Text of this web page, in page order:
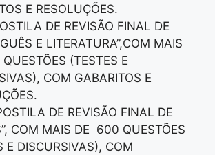
E RESOLUÇÕES.
DE REVISÃO FINAL DE
E LITERATURA”,COM MAIS
(TESTES E
COM GABARITOS E
DE REVISÃO FINAL DE
COM MAIS DE 600 QUESTÕES
E DISCURSIVAS), COM